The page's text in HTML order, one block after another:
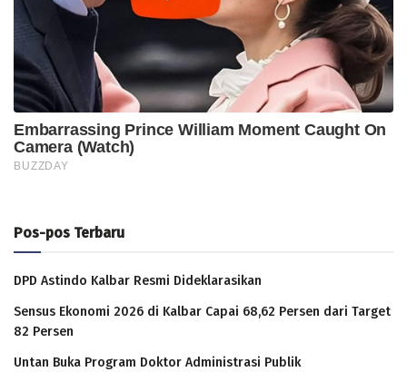
Pos-pos Terbaru
DPD Astindo Kalbar Resmi Dideklarasikan
Sensus Ekonomi 2026 di Kalbar Capai 68,62 Persen dari Target
82 Persen
Untan Buka Program Doktor Administrasi Publik